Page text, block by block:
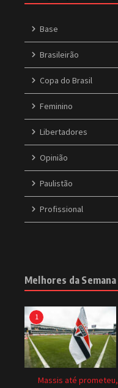
Base
Brasileirão
Copa do Brasil
Feminino
Libertadores
Opinião
Paulistão
Profissional
Melhores da Semana
1
Massis até prometeu,